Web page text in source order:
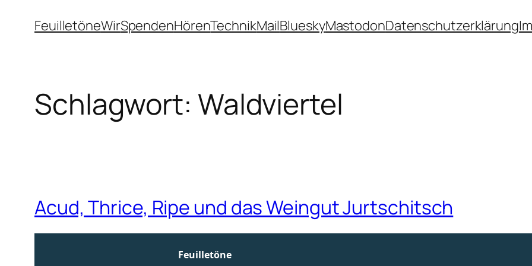
InhaltFeuilletöneWirSpendenHörenTechnikMailBlueskyMastodonDatenschutzerklärung
Schlagwort: Waldviertel
Acud, Thrice, Ripe und das Weingut Jurtschitsch